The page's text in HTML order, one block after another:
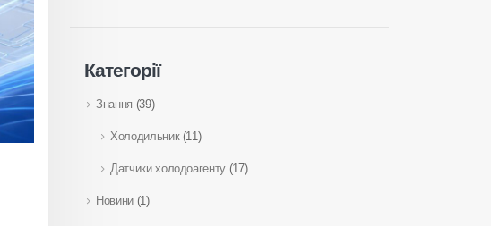
Категорії
Знання (39)
Холодильник(11)
Датчики холодоагенту (17)
Новини(1)